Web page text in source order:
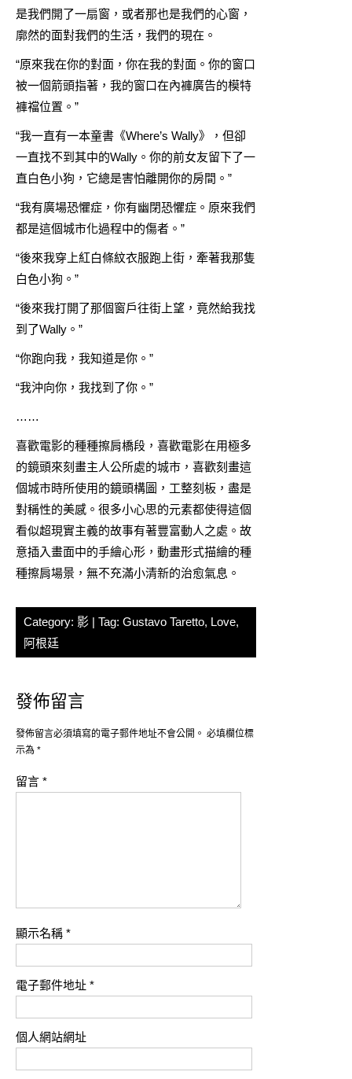
是我們開了一扇窗，或者那也是我們的心窗，
廓然的面對我們的生活，我們的現在。
“原來我在你的對面，你在我的對面。你的窗口
被一個箭頭指著，我的窗口在內褲廣告的模特
褲襠位置。”
“我一直有一本童書《Where’s Wally》，但卻
一直找不到其中的Wally。你的前女友留下了一
直白色小狗，它總是害怕離開你的房間。”
“我有廣場恐懼症，你有幽閉恐懼症。原來我們
都是這個城市化過程中的傷者。”
“後來我穿上紅白條紋衣服跑上街，牽著我那隻
白色小狗。”
“後來我打開了那個窗戶往街上望，竟然給我找
到了Wally。”
“你跑向我，我知道是你。”
“我沖向你，我找到了你。”
……
喜歡電影的種種擦肩橋段，喜歡電影在用極多
的鏡頭來刻畫主人公所處的城市，喜歡刻畫這
個城市時所使用的鏡頭構圖，工整刻板，盡是
對稱性的美感。很多小心思的元素都使得這個
看似超現實主義的故事有著豐富動人之處。故
意插入畫面中的手繪心形，動畫形式描繪的種
種擦肩場景，無不充滿小清新的治愈氣息。
Category: 影 | Tag: Gustavo Taretto, Love,
阿根廷
發佈留言
發佈留言必須填寫的電子郵件地址不會公開。 必填欄位標
示為 *
留言 *
顯示名稱 *
電子郵件地址 *
個人網站網址